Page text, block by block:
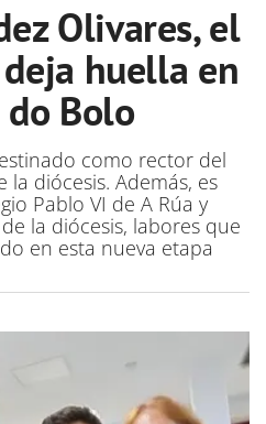
Olivares, el
huella en
Bolo
como rector del
diócesis. Además, es
Pablo VI de A Rúa y
la diócesis, labores que
en esta nueva etapa